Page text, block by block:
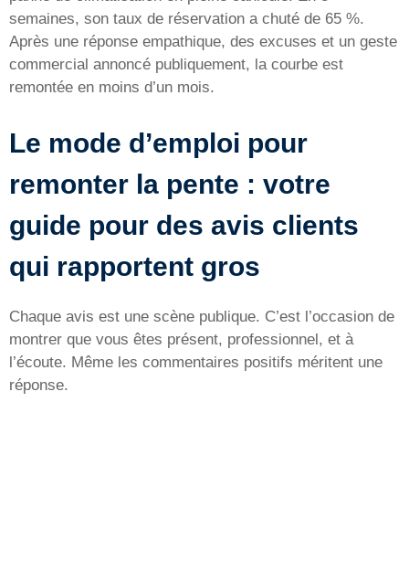
semaines, son taux de réservation a chuté de 65 %.
Après une réponse empathique, des excuses et un geste
commercial annoncé publiquement, la courbe est
remontée en moins d’un mois.
Le mode d’emploi pour
remonter la pente : votre
guide pour des avis clients
qui rapportent gros
Chaque avis est une scène publique. C’est l’occasion de
montrer que vous êtes présent, professionnel, et à
l’écoute. Même les commentaires positifs méritent une
réponse.